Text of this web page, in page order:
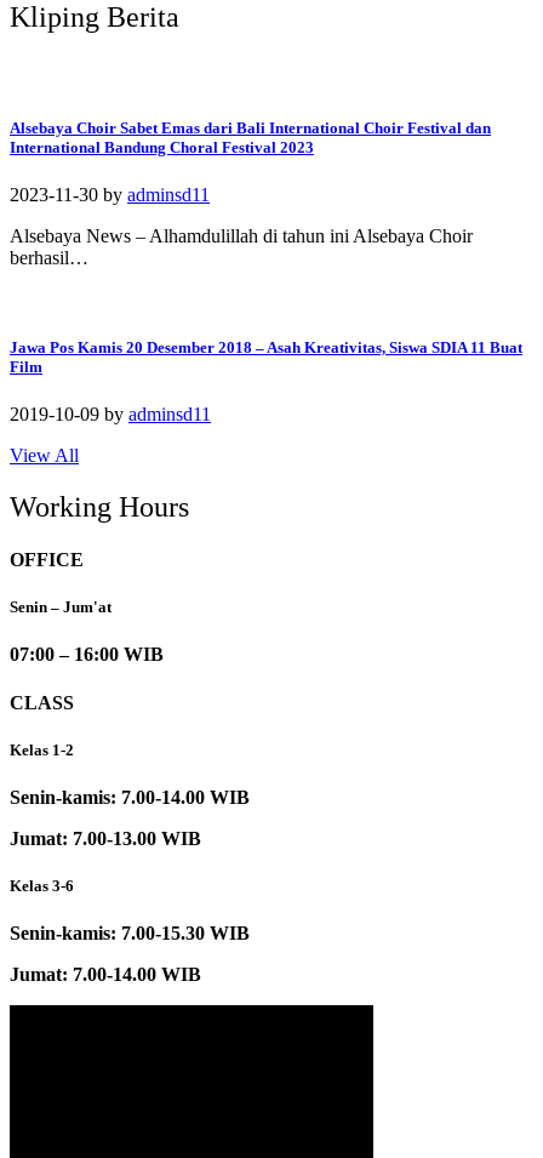
Kliping Berita
Alsebaya Choir Sabet Emas dari Bali International Choir Festival dan
International Bandung Choral Festival 2023
2023-11-30 by adminsd11
Alsebaya News – Alhamdulillah di tahun ini Alsebaya Choir
berhasil…
Jawa Pos Kamis 20 Desember 2018 – Asah Kreativitas, Siswa SDIA 11 Buat
Film
2019-10-09 by adminsd11
View All
Working Hours
OFFICE
Senin – Jum'at
07:00 – 16:00 WIB
CLASS
Kelas 1-2
Senin-kamis: 7.00-14.00 WIB
Jumat: 7.00-13.00 WIB
Kelas 3-6
Senin-kamis: 7.00-15.30 WIB
Jumat: 7.00-14.00 WIB